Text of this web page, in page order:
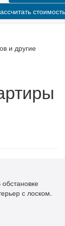
стоимость
и другие
с лоском.